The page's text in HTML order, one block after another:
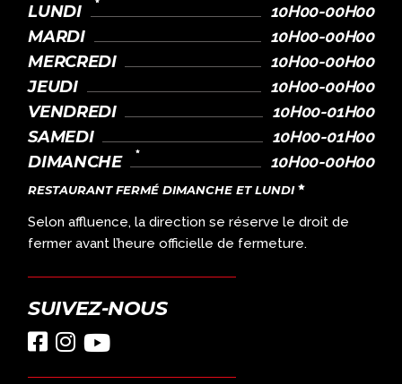
LUNDI 10H00-00H00
MARDI 10H00-00H00
MERCREDI 10H00-00H00
JEUDI 10H00-00H00
VENDREDI 10H00-01H00
SAMEDI 10H00-01H00
DIMANCHE 10H00-00H00
RESTAURANT FERMÉ DIMANCHE ET LUNDI
Selon affluence, la direction se réserve le droit de
fermer avant l’heure officielle de fermeture.
SUIVEZ-NOUS